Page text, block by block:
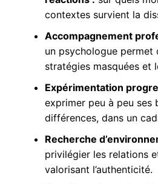
contextes survient la
Accompagnement
un psychologue permet
stratégies masquées et
Expérimentation
exprimer peu à peu ses
différences, dans un
Recherche
privilégier les relations
valorisant l’authenticité.